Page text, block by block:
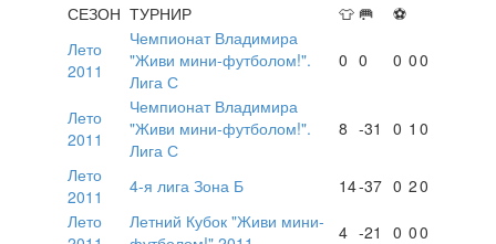
СЕЗОН ТУРНИР 👕 🥅
⚽
Лето
2011
Чемпионат Владимира
"Живи мини-футболом!".
Лига С
0 0 0 00
Лето
2011
Чемпионат Владимира
"Живи мини-футболом!".
Лига С
8 -31 0 1 0
Лето
2011
4-я лига Зона Б 14-37 0 20
Лето
Летний Кубок "Живи мини-
4 -21 0 00